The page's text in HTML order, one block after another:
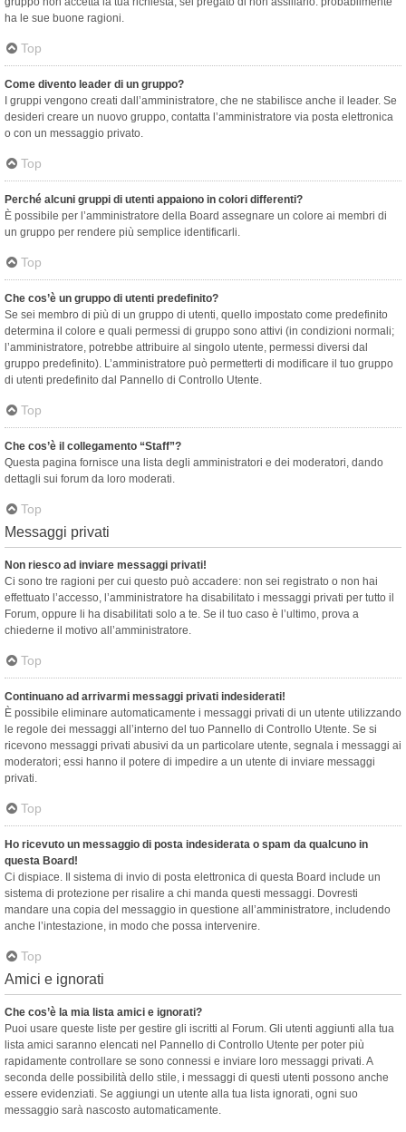
ha le sue buone ragioni.
Top
Come divento leader di un gruppo?
I gruppi vengono creati dall’amministratore, che ne stabilisce anche il leader. Se
desideri creare un nuovo gruppo, contatta l’amministratore via posta elettronica
o con un messaggio privato.
Top
Perché alcuni gruppi di utenti appaiono in colori differenti?
È possibile per l’amministratore della Board assegnare un colore ai membri di
un gruppo per rendere più semplice identificarli.
Top
Che cos’è un gruppo di utenti predefinito?
Se sei membro di più di un gruppo di utenti, quello impostato come predefinito
determina il colore e quali permessi di gruppo sono attivi (in condizioni normali;
l’amministratore, potrebbe attribuire al singolo utente, permessi diversi dal
gruppo predefinito). L’amministratore può permetterti di modificare il tuo gruppo
di utenti predefinito dal Pannello di Controllo Utente.
Top
Che cos’è il collegamento “Staff”?
Questa pagina fornisce una lista degli amministratori e dei moderatori, dando
dettagli sui forum da loro moderati.
Top
Messaggi privati
Non riesco ad inviare messaggi privati!
Ci sono tre ragioni per cui questo può accadere: non sei registrato o non hai
effettuato l’accesso, l’amministratore ha disabilitato i messaggi privati per tutto il
Forum, oppure li ha disabilitati solo a te. Se il tuo caso è l’ultimo, prova a
chiederne il motivo all’amministratore.
Top
Continuano ad arrivarmi messaggi privati indesiderati!
È possibile eliminare automaticamente i messaggi privati ​​di un utente utilizzando
le regole dei messaggi all’interno del tuo Pannello di Controllo Utente. Se si
ricevono messaggi privati ​​abusivi da un particolare utente, segnala i messaggi ai
moderatori; essi hanno il potere di impedire a un utente di inviare messaggi
privati​​.
Top
Ho ricevuto un messaggio di posta indesiderata o spam da qualcuno in
questa Board!
Ci dispiace. Il sistema di invio di posta elettronica di questa Board include un
sistema di protezione per risalire a chi manda questi messaggi. Dovresti
mandare una copia del messaggio in questione all’amministratore, includendo
anche l’intestazione, in modo che possa intervenire.
Top
Amici e ignorati
Che cos’è la mia lista amici e ignorati?
Puoi usare queste liste per gestire gli iscritti al Forum. Gli utenti aggiunti alla tua
lista amici saranno elencati nel Pannello di Controllo Utente per poter più
rapidamente controllare se sono connessi e inviare loro messaggi privati. A
seconda delle possibilità dello stile, i messaggi di questi utenti possono anche
essere evidenziati. Se aggiungi un utente alla tua lista ignorati, ogni suo
messaggio sarà nascosto automaticamente.